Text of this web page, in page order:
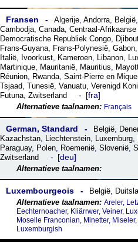
Fransen Algerije, Andorra, België,
Cambodja, Canada, Centraal-
Democratische Republiek Congo,
Frans-Guyana, Frans-Polynesië, Gabon,
Italië, Ivoorkust, Kameroen, Libanon,
Martinique, Mauritanië, Mauritius,
Réunion, Rwanda, Saint-Pierre en
Tsjaad, Tunesië, Vanuatu, Verenigd
Futuna, Zwitserland fra
Français
German, Standard België,
Kazachstan, Liechtenstein, Luxemburg,
Paraguay, Polen, Roemenië, Slovenië,
Zwitserland
deu
Luxembourgeois België,
Areler,
Eechternoacher, Kliärrwer, Veiner,
Moselle Franconian, Minetter,
Luxemburgish